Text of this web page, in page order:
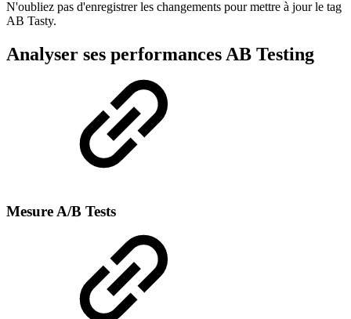
N'oubliez pas d'enregistrer les changements pour mettre à jour le tag
AB Tasty.
Analyser ses performances AB Testing
Mesure A/B Tests